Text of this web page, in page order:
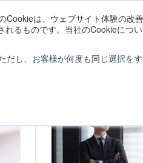
は、ウェブサイト体験の改
るものです。当社のCookieにつ
し、お客様が何度も同じ選択を